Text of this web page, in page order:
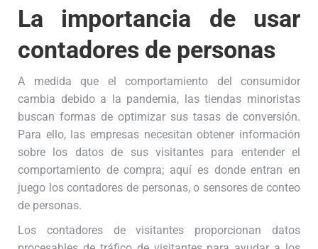
La importancia de usar
contadores de personas
A medida que el comportamiento del consumidor
cambia debido a la pandemia, las tiendas minoristas
buscan formas de optimizar sus tasas de conversión.
Para ello, las empresas necesitan obtener información
sobre los datos de sus visitantes para entender el
comportamiento de compra; aquí es donde entran en
juego los contadores de personas, o sensores de conteo
de personas.
Los contadores de visitantes proporcionan datos